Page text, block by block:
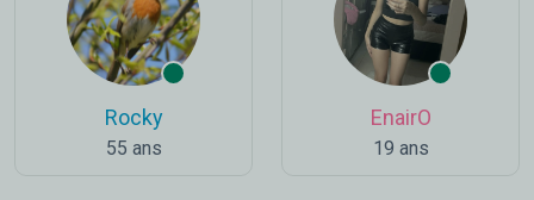
Rocky
55 ans
EnairO
19 ans